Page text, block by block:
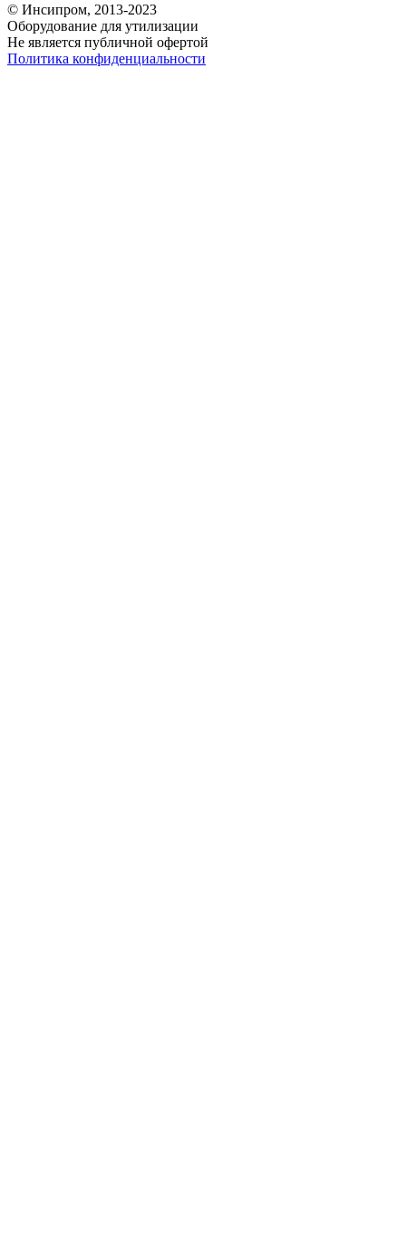
© Инсипром, 2013-2023
Оборудование для утилизации
Не является публичной офертой
Политика конфиденциальности